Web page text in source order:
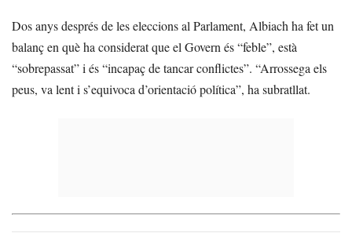
Dos anys després de les eleccions al Parlament, Albiach ha fet un
balanç en què ha considerat que el Govern és “feble”, està
“sobrepassat” i és “incapaç de tancar conflictes”. “Arrossega els
peus, va lent i s’equivoca d’orientació política”, ha subratllat.